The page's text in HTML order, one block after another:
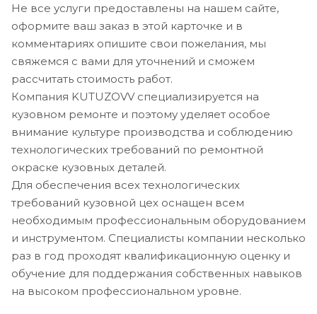
Не все услуги предоставлены на нашем сайте,
оформите ваш заказ в этой карточке и в
комментариях опишите свои пожелания, мы
свяжемся с вами для уточнений и сможем
рассчитать стоимость работ.
Компания KUTUZOVV специализируется на
кузовном ремонте и поэтому уделяет особое
внимание культуре производства и соблюдению
технологических требований по ремонтной
окраске кузовных деталей.
Для обеспечения всех технологических
требований кузовной цех оснащен всем
необходимым профессиональным оборудованием
и инструментом. Специалисты компании несколько
раз в год проходят квалификационную оценку и
обучение для поддержания собственных навыков
на высоком профессиональном уровне.